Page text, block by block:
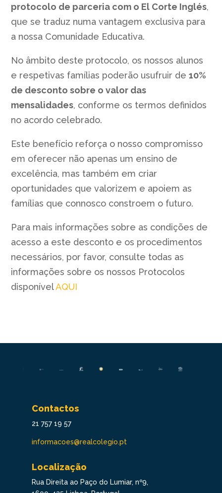
protocolo de parceria com o El Corte Inglés,
que se traduz numa vantagem exclusiva para
a nossa Comunidade Educativa.
No âmbito deste protocolo, os nossos alunos
e respetivas famílias poderão usufruir de10%
de desconto sobre o valor das
mensalidades, conforme os termos definidos
no acordo celebrado.
Este benefício reforça o nosso compromisso
em oferecer não apenas um ensino de
excelência, mas também em criar
oportunidades que valorizem e apoiem as
famílias que connosco constroem o futuro.
Para mais informações sobre as condições de
acesso a este desconto e os procedimentos
necessários, por favor, consulte todas as
informações sobre os nossos Protocolos
disponívelAQUI
Contactos
21 757 19 57
informacoes@realcolegio.pt
Localização
Rua Direita ao Paço do Lumiar, nº9,